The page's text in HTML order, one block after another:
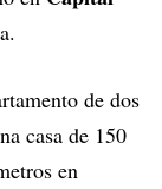
de dos
casa de 150
en